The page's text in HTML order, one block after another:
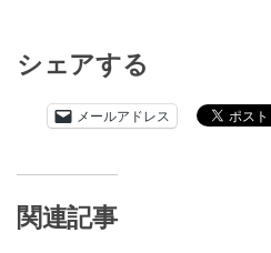
シェアする
メールアドレス
関連記事